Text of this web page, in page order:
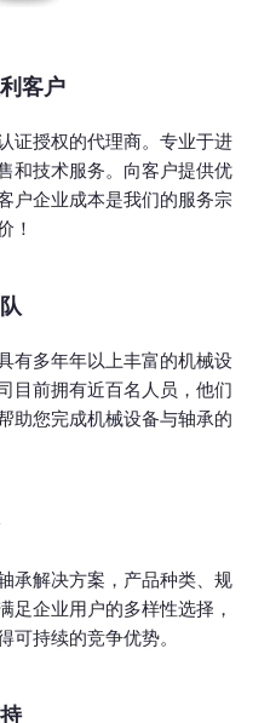
客户
证授权的代理商。专业于进
和技术服务。向客户提供优
户企业成本是我们的服务宗
！
有多年年以上丰富的机械设
目前拥有近百名人员，他们
助您完成机械设备与轴承的
承解决方案，产品种类、规
足企业用户的多样性选择，
可持续的竞争优势。